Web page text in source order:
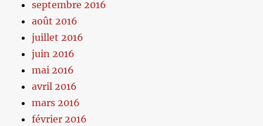
septembre 2016
août 2016
juillet 2016
juin 2016
mai 2016
avril 2016
mars 2016
février 2016